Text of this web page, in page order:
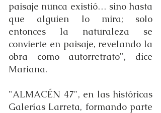
paisaje nunca existió… sino hasta
que alguien lo mira; solo
entonces la naturaleza se
convierte en paisaje, revelando la
obra como autorretrato", dice
Mariana.
"ALMACÉN 47", en las históricas
Galerías Larreta, formando parte